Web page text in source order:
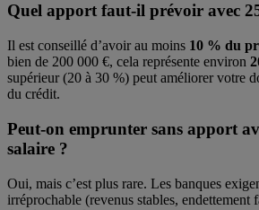
Quel apport faut-il prévoir avec
Il est conseillé d’avoir au moins 10 % du
bien de 200 000 €, cela représente environ
supérieur (20 à 30 %) peut améliorer votre
du crédit.
Peut-on emprunter sans apport
salaire ?
Oui, mais c’est plus rare. Les banques
irréprochable (revenus stables, endettement